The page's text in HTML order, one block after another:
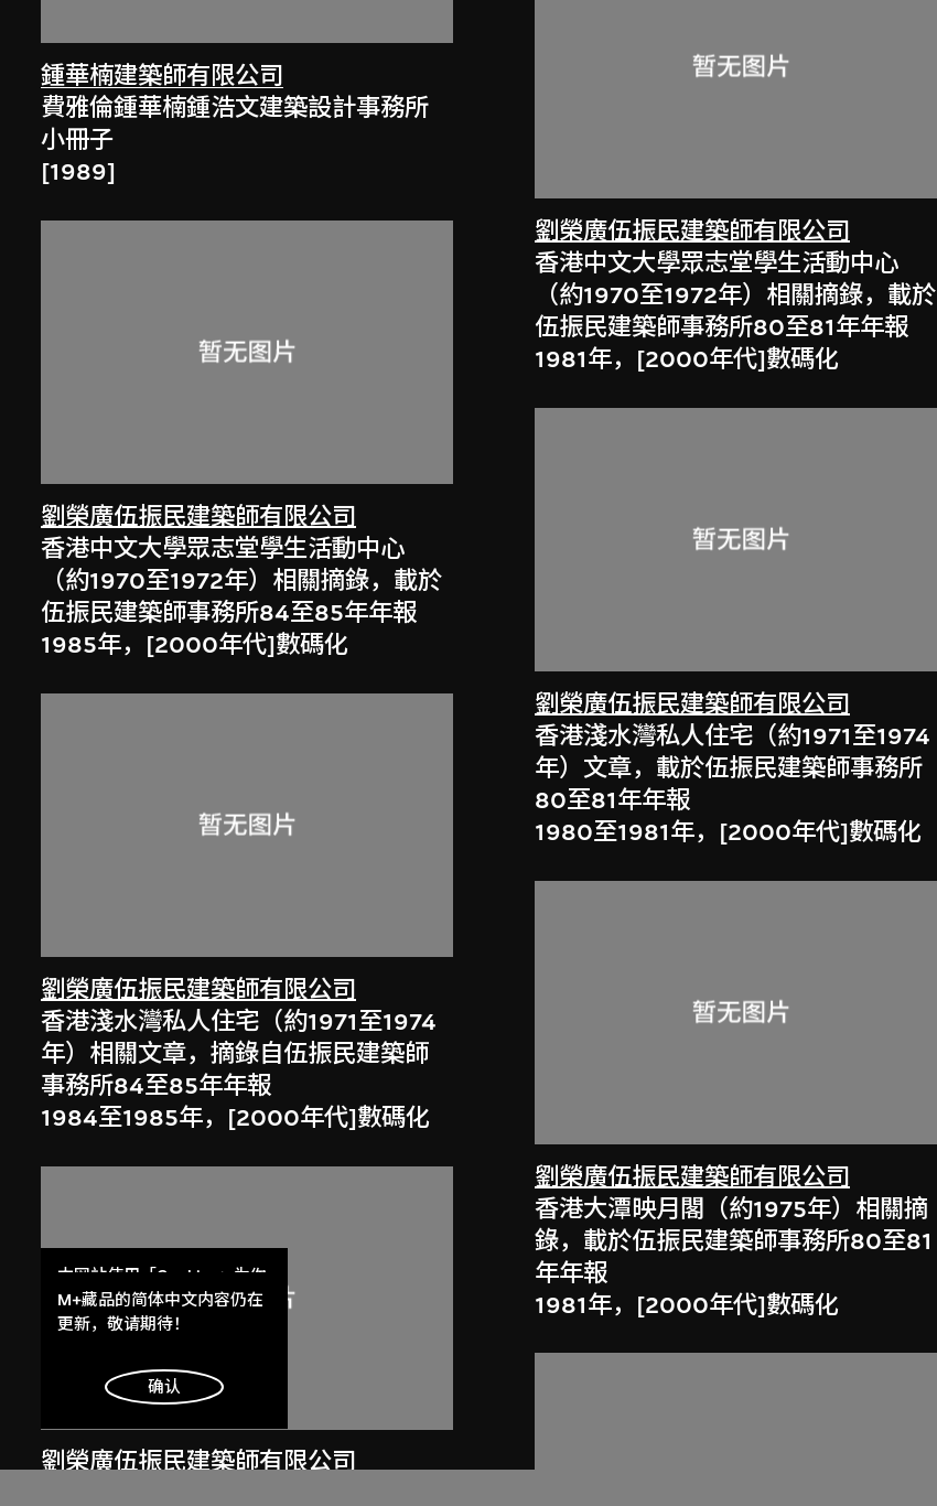
鍾華楠建築師有限公司
費雅倫鍾華楠鍾浩文建築設計事務所
小冊子
[1989]
劉榮廣伍振民建築師有限公司
香港中文大學眾志堂學生活動中心
（約1970至1972年）相關摘錄，載於
伍振民建築師事務所84至85年年報
1985年，[2000年代]數碼化
劉榮廣伍振民建築師有限公司
香港淺水灣私人住宅（約1971至1974
年）相關文章，摘錄自伍振民建築師
事務所84至85年年報
1984至1985年，[2000年代]數碼化
劉榮廣伍振民建築師有限公司
劉榮廣伍振民建築師有限公司
香港中文大學眾志堂學生活動中心
（約1970至1972年）相關摘錄，載於
伍振民建築師事務所80至81年年報
1981年，[2000年代]數碼化
劉榮廣伍振民建築師有限公司
香港淺水灣私人住宅（約1971至1974
年）文章，載於伍振民建築師事務所
80至81年年報
1980至1981年，[2000年代]數碼化
劉榮廣伍振民建築師有限公司
香港大潭映月閣（約1975年）相關摘
錄，載於伍振民建築師事務所80至81
年年報
1981年，[2000年代]數碼化
本网站使用「Cookies」为你
提供最好的网站体验。
了解更多
明白
M+藏品的简体中文内容仍在
更新，敬请期待！
确认